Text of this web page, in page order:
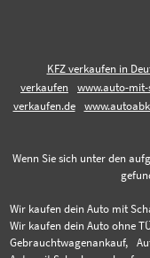
KFZ verkaufen in
verkaufen
www.auto-
verkaufen.de
Wenn Sie sich unter den
Wir kaufen dein Auto mit
Wir kaufen dein Auto ohne
Gebrauchtwagenankauf,